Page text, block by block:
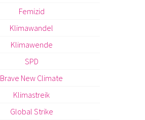
Femizid
Klimawandel
Klimawende
SPD
Brave New Climate
Klimastreik
Global Strike